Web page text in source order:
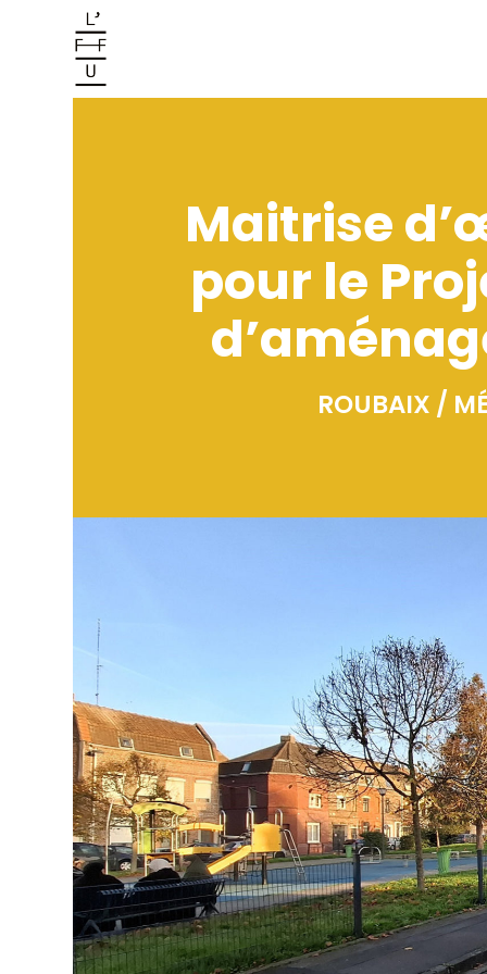
Maitrise
pour le
ROUBAIX /